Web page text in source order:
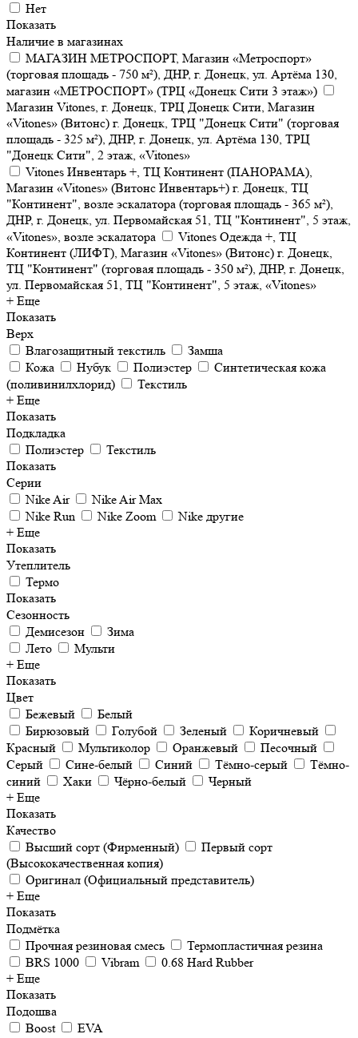
Нет
Показать
Наличие в магазинах
МАГАЗИН МЕТРОСПОРТ, Магазин «Метроспорт»
(торговая площадь - 750 м²), ДНР, г. Донецк, ул. Артёма 130,
магазин «МЕТРОСПОРТ» (ТРЦ «Донецк Сити 3 этаж»)
Магазин Vitones, г. Донецк, ТРЦ Донецк Сити, Магазин
«Vitones» (Витонс) г. Донецк, ТРЦ "Донецк Сити" (торговая
площадь - 325 м²), ДНР, г. Донецк, ул. Артёма 130, ТРЦ
"Донецк Сити", 2 этаж, «Vitones»
Vitones Инвентарь +, ТЦ Континент (ПАНОРАМА),
Магазин «Vitones» (Витонс Инвентарь+) г. Донецк, ТЦ
"Континент", возле эскалатора (торговая площадь - 365 м²),
ДНР, г. Донецк, ул. Первомайская 51, ТЦ "Континент", 5 этаж,
«Vitones», возле эскалатора
Vitones Одежда +, ТЦ
Континент (ЛИФТ), Магазин «Vitones» (Витонс) г. Донецк,
ТЦ "Континент" (торговая площадь - 350 м²), ДНР, г. Донецк,
ул. Первомайская 51, ТЦ "Континент", 5 этаж, «Vitones»
+ Еще
Показать
Верх
Влагозащитный текстиль
Замша
Кожа
Нубук Полиэстер
Синтетическая кожа
(поливинилхлорид)
Текстиль
+ Еще
Показать
Подкладка
Полиэстер
Текстиль
Показать
Серии
Nike Air
Nike Air Max
Nike Run
Nike Zoom
Nike другие
+ Еще
Показать
Утеплитель
Термо
Показать
Сезонность
Демисезон
Зима
Лето
Мульти
+ Еще
Показать
Цвет
Бежевый
Белый
Бирюзовый
Голубой Зеленый
Коричневый
Красный
Мультиколор Оранжевый
Песочный
Серый
Сине-белый Синий Тёмно-серый
Тёмно-
синий
Хаки Чёрно-белый
Черный
+ Еще
Показать
Качество
Высший сорт (Фирменный)
Первый сорт
(Высококачественная копия)
Оригинал (Официальный представитель)
+ Еще
Показать
Подмётка
Прочная резиновая смесь
Термопластичная резина
BRS 1000
Vibram
0.68 Hard Rubber
+ Еще
Показать
Подошва
Boost
EVA